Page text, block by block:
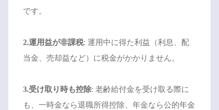
です。
2.運用益が非課税: 運用中に得た利益（利息、配
当金、売却益など）に税金がかかりません。
3.受け取り時も控除: 老齢給付金を受け取る際に
も、一時金なら退職所得控除、年金なら公的年金